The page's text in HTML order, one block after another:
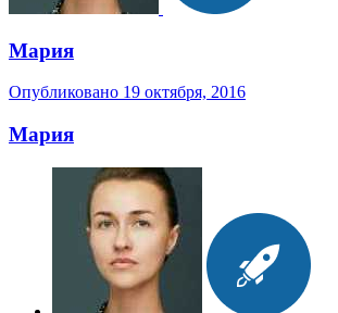
Мария
Опубликовано 19 октября, 2016
Мария